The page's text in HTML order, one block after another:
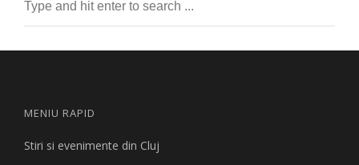
MENIU RAPID
Stiri si evenimente din Cluj